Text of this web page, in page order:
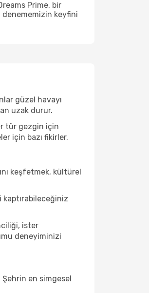
Prime, bir
keyfini
güzel havayı
uzak durur.
tür gezgin için
için bazı fikirler.
keşfetmek, kültürel
kaptırabileceğiniz
ister
deneyiminizi
en simgesel